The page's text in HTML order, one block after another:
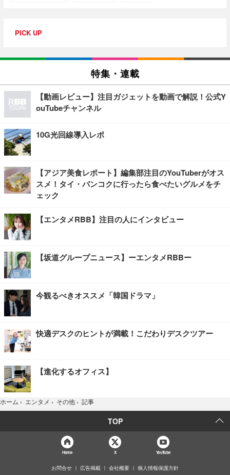
PICK UP
特集・連載
【動画レビュー】注目ガジェットを動画で解説！公式Y
ouTubeチャンネル
10G光回線導入レポ
【アジア美食レポート】編集部注目のYouTuberがオス
スメ！タイ・バンコクに行ったら食べたいグルメをチ
ェック
【エンタメRBB】注目の人にインタビュー
【坂道グループニュース】ーエンタメRBBー
今観るべきオススメ「韓国ドラマ」
快適デスクのヒントが満載！こだわりデスクツアー
【進化するオフィス】
ホーム › エンタメ › その他 › 記事
TOP
Home X YouTube
お問合せ 広告掲載 会社概要 個人情報保護方針